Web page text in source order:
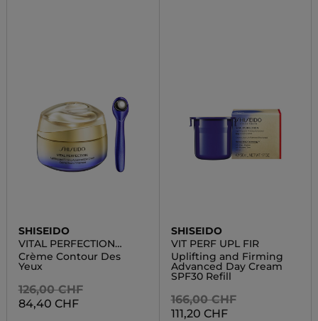
SHISEIDO
VITAL PERFECTION
UPLIFTING AND FIRMING
ADVANCED EYE CREAM
Crème Contour Des
Yeux
126,00 CHF
84,40 CHF
SHISEIDO
VIT PERF UPL FIR
Uplifting and Firming
Advanced Day Cream
SPF30 Refill
166,00 CHF
111,20 CHF